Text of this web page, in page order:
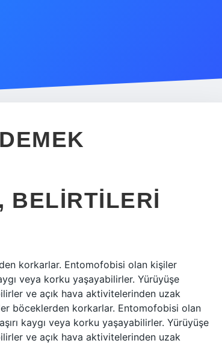
BELIRTILERI
korkarlar. Entomofobisi olan kişiler
veya korku yaşayabilirler. Yürüyüşe
ve açık hava aktivitelerinden uzak
böceklerden korkarlar. Entomofobisi olan
kaygı veya korku yaşayabilirler. Yürüyüşe
ve açık hava aktivitelerinden uzak